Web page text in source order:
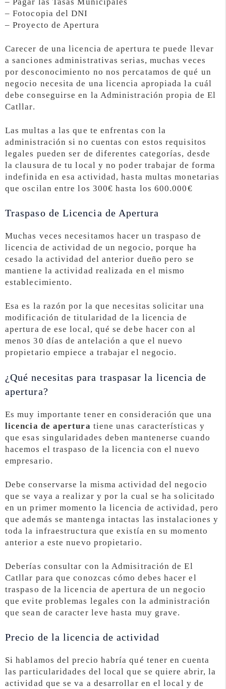
– Fotocopia del DNI
– Proyecto de Apertura
Carecer de una licencia de apertura te puede llevar
a sanciones administrativas serias, muchas veces
por desconocimiento no nos percatamos de qué un
negocio necesita de una licencia apropiada la cuál
debe conseguirse en la Administración propia de El
Catllar.
Las multas a las que te enfrentas con la
administración si no cuentas con estos requisitos
legales pueden ser de diferentes categorías, desde
la clausura de tu local y no poder trabajar de forma
indefinida en esa actividad, hasta multas monetarias
que oscilan entre los 300€ hasta los 600.000€
Traspaso de Licencia de Apertura
Muchas veces necesitamos hacer un traspaso de
licencia de actividad de un negocio, porque ha
cesado la actividad del anterior dueño pero se
mantiene la actividad realizada en el mismo
establecimiento.
Esa es la razón por la que necesitas solicitar una
modificación de titularidad de la licencia de
apertura de ese local, qué se debe hacer con al
menos 30 días de antelación a que el nuevo
propietario empiece a trabajar el negocio.
¿Qué necesitas para traspasar la licencia de
apertura?
Es muy importante tener en consideración que una
licencia de apertura tiene unas características y
que esas singularidades deben mantenerse cuando
hacemos el traspaso de la licencia con el nuevo
empresario.
Debe conservarse la misma actividad del negocio
que se vaya a realizar y por la cual se ha solicitado
en un primer momento la licencia de actividad, pero
que además se mantenga intactas las instalaciones y
toda la infraestructura que existía en su momento
anterior a este nuevo propietario.
Deberías consultar con la Admisitración de El
Catllar para que conozcas cómo debes hacer el
traspaso de la licencia de apertura de un negocio
que evite problemas legales con la administración
que sean de caracter leve hasta muy grave.
Precio de la licencia de actividad
Si hablamos del precio habría qué tener en cuenta
las particularidades del local que se quiere abrir, la
actividad que se va a desarrollar en el local y de